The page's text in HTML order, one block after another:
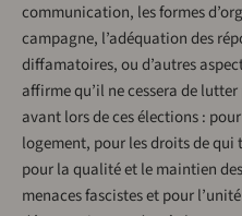
communication, les formes
campagne, l’adéquation des
diffamatoires, ou d’autres
affirme qu’il ne cessera de
avant lors de ces élections :
logement, pour les droits de
pour la qualité et le maintien
menaces fascistes et pour